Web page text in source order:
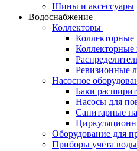
Шины и аксессуары
Водоснабжение
Коллекторы
Ревизионные
Насосное
Баки
Насосы для
Санитарные
Оборудование для
Приборы учёта воды